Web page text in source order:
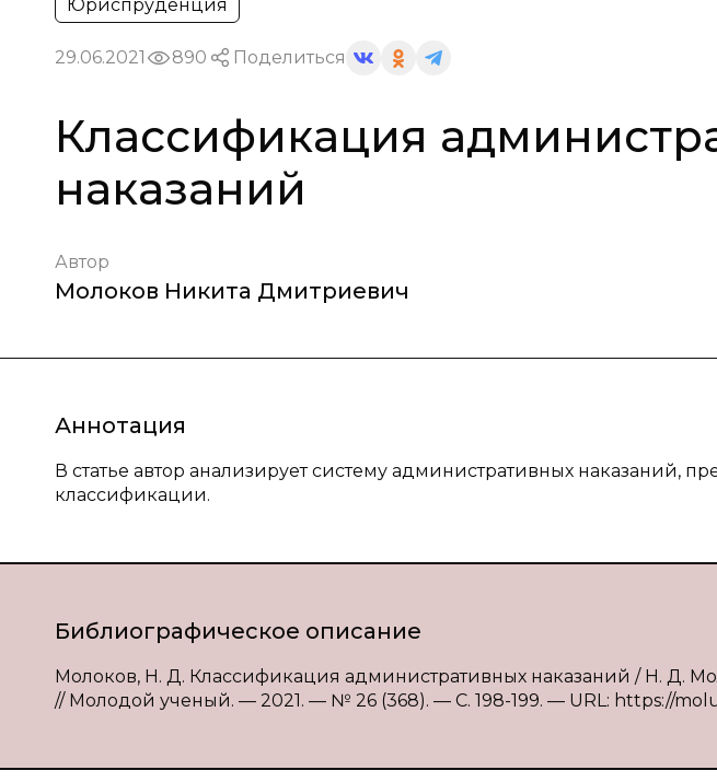
Юриспруденция
29.06.2021 890 Поделиться
Классификация
наказаний
Автор
Молоков Никита Дмитриевич
Аннотация
В статье автор анализирует систему административных наказаний,
классификации.
Библиографическое описание
Молоков, Н. Д. Классификация административных наказаний / Н. Д.
// Молодой ученый. — 2021. — № 26 (368). — С. 198-199. — URL: https://